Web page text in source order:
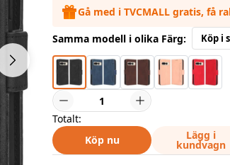
Gå med i TVCMALL gratis, få
Samma modell i olika Färg: Köp i
Totalt:
Köp nu
Lägg i
kundvagn